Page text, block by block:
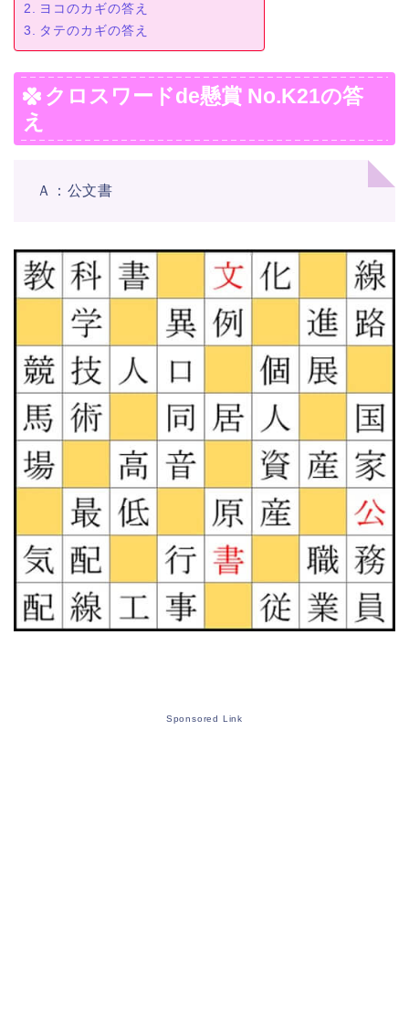
ヨコのカギの答え
タテのカギの答え
クロスワードde懸賞 No.K21の答
え
Ａ：公文書
Sponsored Link